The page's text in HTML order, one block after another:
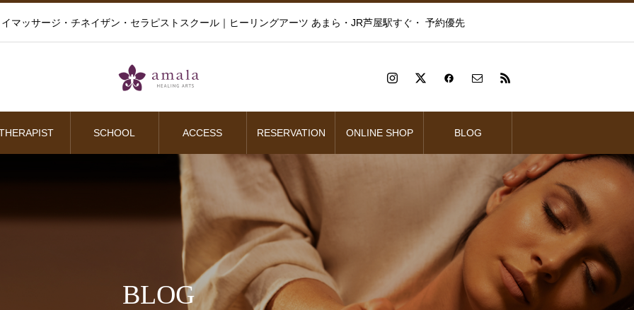
マッサージ・チネイザン・セラピストスクール｜ヒーリングアーツ あまら・JR芦屋駅すぐ・ 予約優先
SCHOOL ACCESS RESERVATION ONLINE SHOP BLOG
BLOG